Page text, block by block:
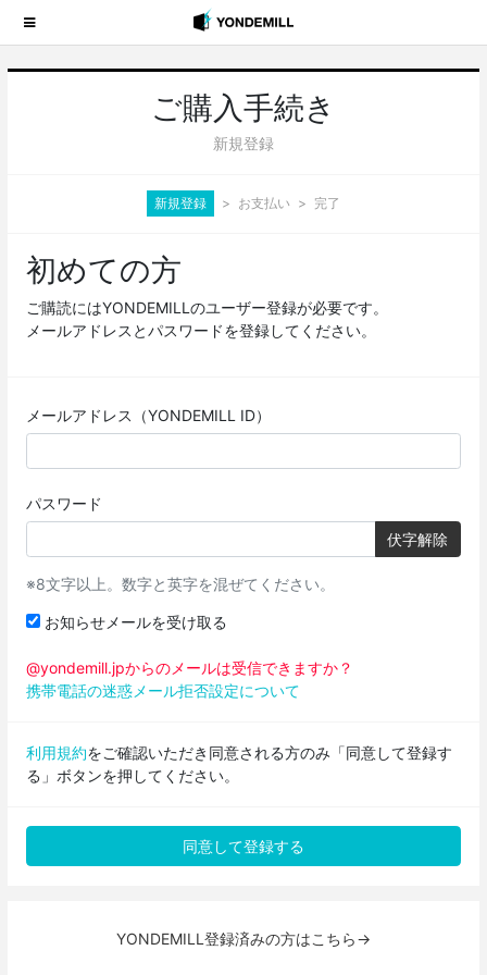
ご購入手続き
新規登録
新規登録 お支払い 完了
初めての方
ご購読にはYONDEMILLのユーザー登録が必要です。
メールアドレスとパスワードを登録してください。
メールアドレス（YONDEMILL ID）
パスワード
伏字解除
※8文字以上。数字と英字を混ぜてください。
お知らせメールを受け取る
@yondemill.jpからのメールは受信できますか？
携帯電話の迷惑メール拒否設定について
利用規約をご確認いただき同意される方のみ「同意して登録す
る」ボタンを押してください。
YONDEMILL登録済みの方はこちら→